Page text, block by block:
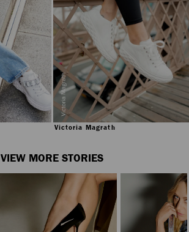
Mizuki Hanayama
VIEW MORE STORIES